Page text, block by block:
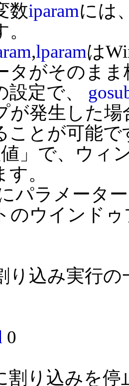
数iparamには
,lparamは
タがそのま
設定で、
が発生した場
ことが可能で
」で、ウィ
パラメータ
のウインド
り込み実行の
0
割り込みを停